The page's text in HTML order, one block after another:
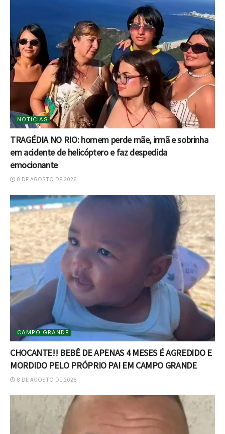
NOTICIAS
TRAGÉDIA NO RIO: homem perde mãe, irmã e sobrinha
em acidente de helicóptero e faz despedida
emocionante
8 DE AGOSTO DE 2026
CAMPO GRANDE
CHOCANTE!! BEBÊ DE APENAS 4 MESES É AGREDIDO E
MORDIDO PELO PRÓPRIO PAI EM CAMPO GRANDE
8 DE AGOSTO DE 2026